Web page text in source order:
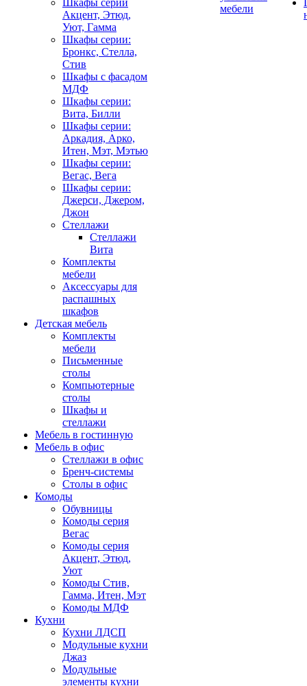
Шкафы серии
Акцент, Этюд,
Уют, Гамма
Шкафы серии:
Бронкс, Стелла,
Стив
Шкафы с фасадом
МДФ
Шкафы серии:
Вита, Билли
Шкафы серии:
Аркадия, Арко,
Итен, Мэт, Мэтью
Шкафы серии:
Вегас, Вега
Шкафы серии:
Джерси, Джером,
Джон
Стеллажи
Стеллажи
Вита
Комплекты
мебели
Аксессуары для
распашных
шкафов
Детская мебель
Комплекты
мебели
Письменные
столы
Компьютерные
столы
Шкафы и
стеллажи
Мебель в гостинную
Мебель в офис
Стеллажи в офис
Бренч-системы
Столы в офис
Комоды
Обувницы
Комоды серия
Вегас
Комоды серия
Акцент, Этюд,
Уют
Комоды Стив,
Гамма, Итен, Мэт
Комоды МДФ
Кухни
Кухни ЛДСП
Модульные кухни
Джаз
Модульные
элементы кухни
мебели